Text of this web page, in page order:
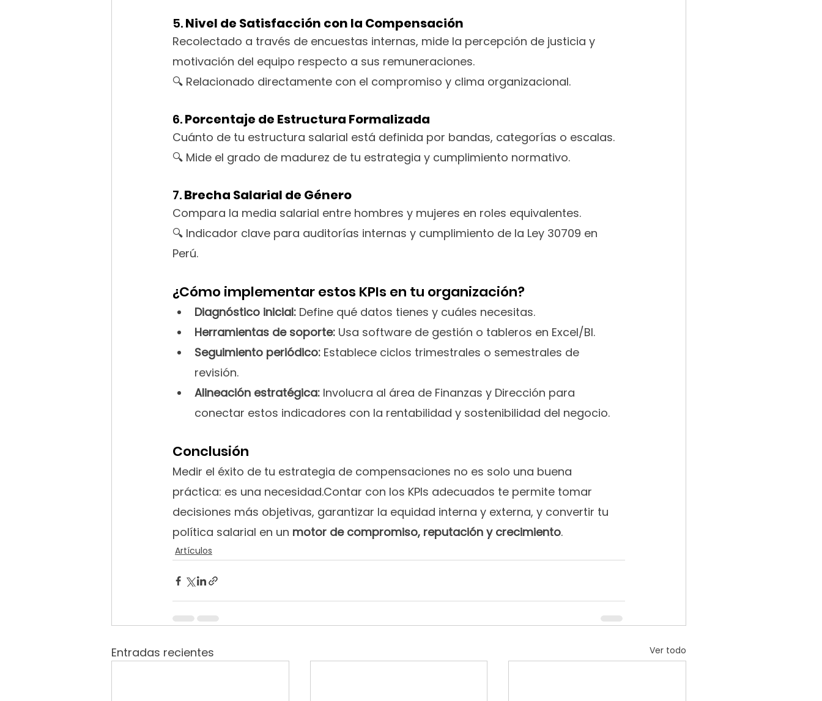
5. Nivel de Satisfacción con la Compensación
Recolectado a través de encuestas internas, mide la percepción de justicia y
motivación del equipo respecto a sus remuneraciones.
🔍 Relacionado directamente con el compromiso y clima organizacional.
6. Porcentaje de Estructura Formalizada
Cuánto de tu estructura salarial está definida por bandas, categorías o escalas.
🔍 Mide el grado de madurez de tu estrategia y cumplimiento normativo.
7. Brecha Salarial de Género
Compara la media salarial entre hombres y mujeres en roles equivalentes.
🔍 Indicador clave para auditorías internas y cumplimiento de la Ley 30709 en
Perú.
¿Cómo implementar estos KPIs en tu organización?
Diagnóstico inicial: Define qué datos tienes y cuáles necesitas.
Herramientas de soporte: Usa software de gestión o tableros en Excel/BI.
Seguimiento periódico: Establece ciclos trimestrales o semestrales de
revisión.
Alineación estratégica: Involucra al área de Finanzas y Dirección para
conectar estos indicadores con la rentabilidad y sostenibilidad del negocio.
Conclusión
Medir el éxito de tu estrategia de compensaciones no es solo una buena
práctica: es una necesidad.Contar con los KPIs adecuados te permite tomar
decisiones más objetivas, garantizar la equidad interna y externa, y convertir tu
política salarial en un motor de compromiso, reputación y crecimiento.
Artículos
Entradas recientes Ver todo